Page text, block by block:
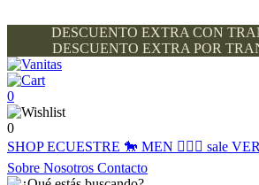
DESCUENTO EXTRA CON
DESCUENTO EXTRA POR
0
0
SHOPECUESTRE 🐎 MEN 🙋🏽‍♂️ sale
Sobre Nosotros Contacto